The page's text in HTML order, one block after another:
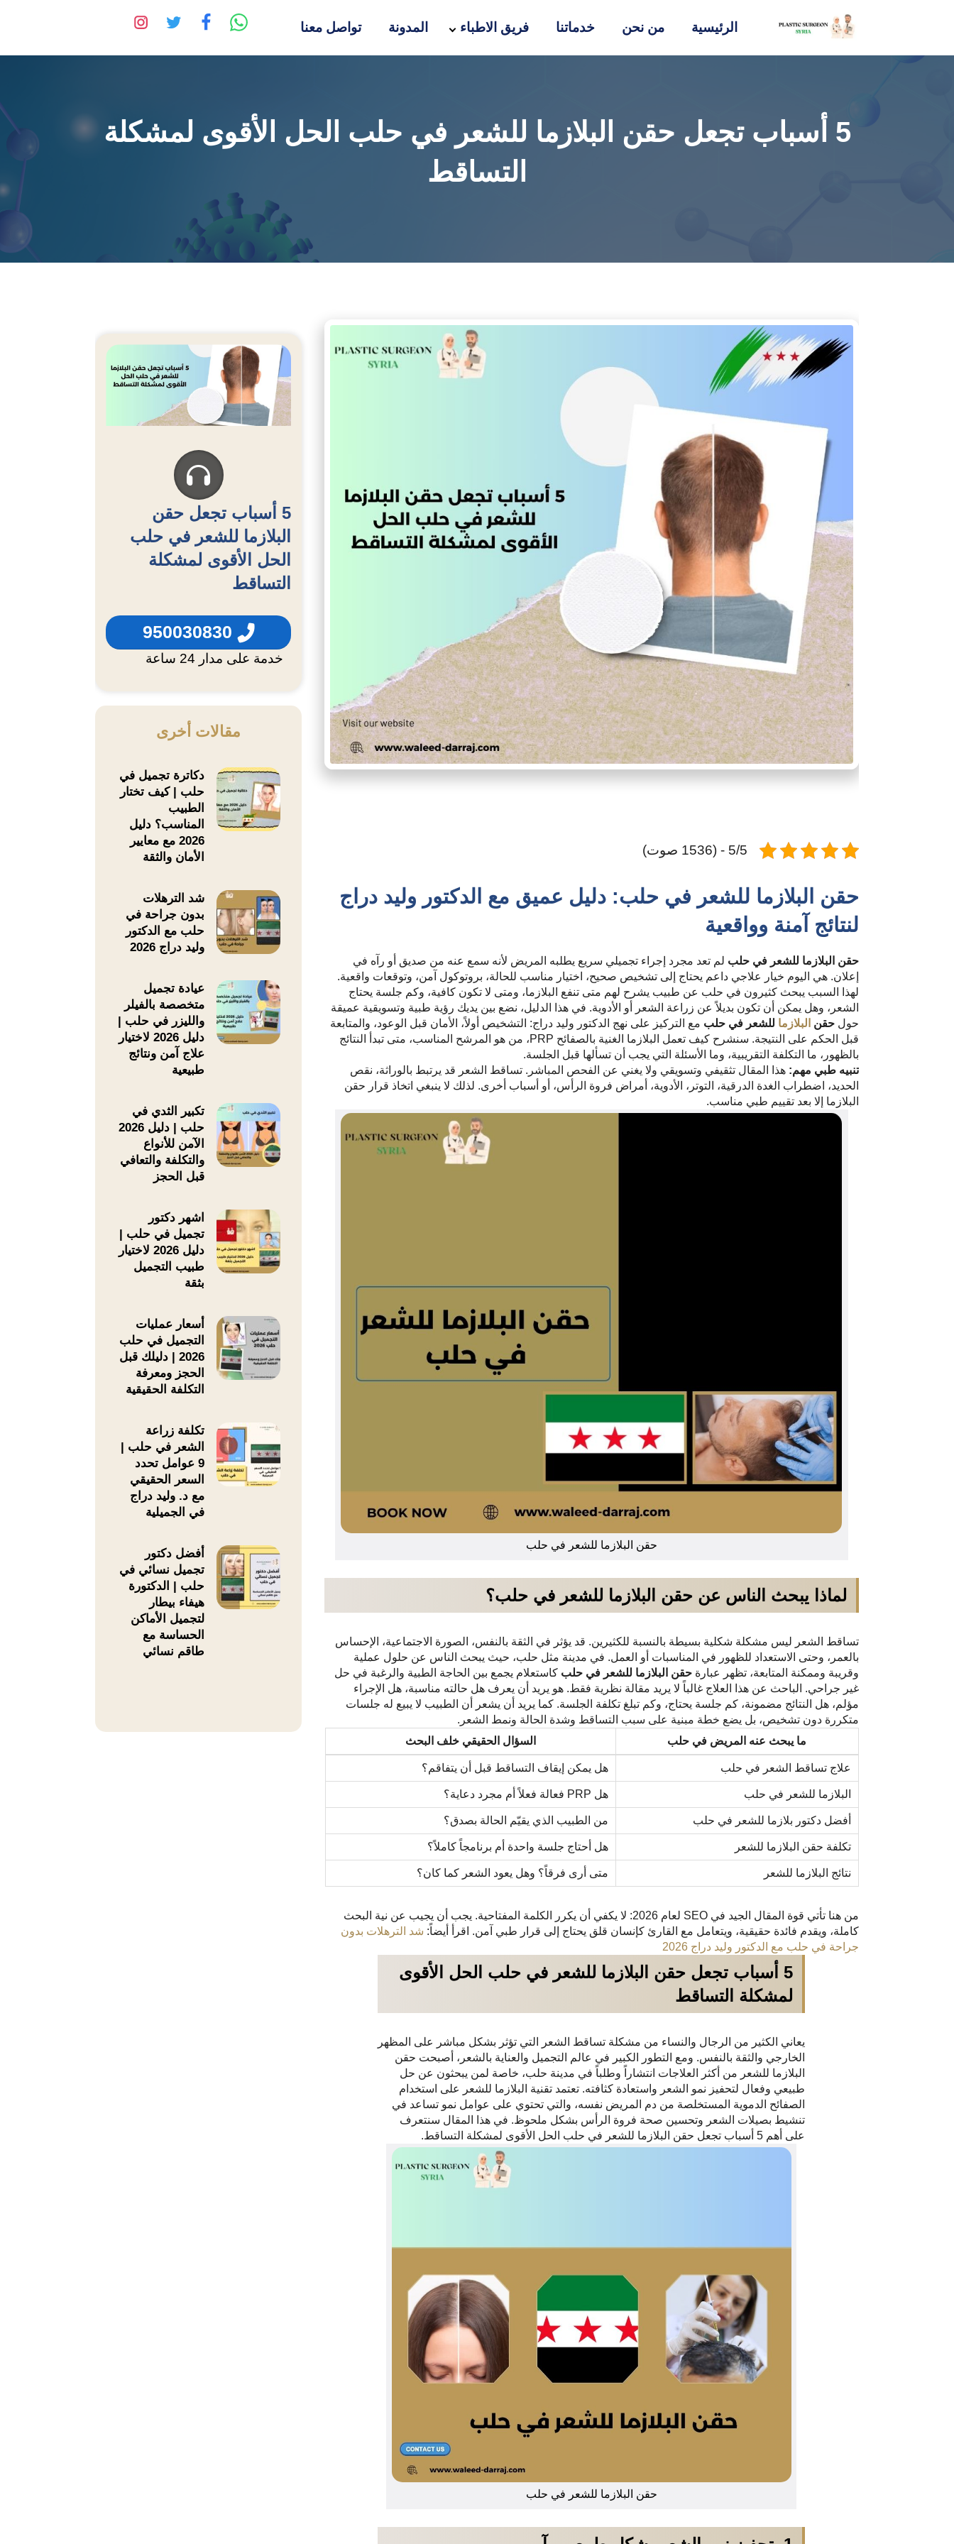
الرئيسية من نحن خدماتنا فريق الاطباء المدونة تواصل معنا
5 أسباب تجعل حقن البلازما للشعر في حلب الحل الأقوى لمشكلة
التساقط
5/5 - (1536 صوت)
حقن البلازما للشعر في حلب: دليل عميق مع الدكتور وليد دراج
لنتائج آمنة وواقعية
حقن البلازما للشعر في حلب لم تعد مجرد إجراء تجميلي سريع يطلبه المريض لأنه سمع عنه من صديق أو رآه في
إعلان. هي اليوم خيار علاجي داعم يحتاج إلى تشخيص صحيح، اختيار مناسب للحالة، بروتوكول آمن، وتوقعات واقعية.
لهذا السبب يبحث كثيرون في حلب عن طبيب يشرح لهم متى تنفع البلازما، ومتى لا تكون كافية، وكم جلسة يحتاج
الشعر، وهل يمكن أن تكون بديلاً عن زراعة الشعر أو الأدوية. في هذا الدليل، نضع بين يديك رؤية طبية وتسويقية عميقة
حولحقن البلازما للشعر في حلب مع التركيز على نهج الدكتور وليد دراج: التشخيص أولاً، الأمان قبل الوعود، والمتابعة
قبل الحكم على النتيجة. سنشرح كيف تعمل البلازما الغنية بالصفائح PRP، من هو المرشح المناسب، متى تبدأ النتائج
بالظهور، ما التكلفة التقريبية، وما الأسئلة التي يجب أن تسألها قبل الجلسة.
تنبيه طبي مهم: هذا المقال تثقيفي وتسويقي ولا يغني عن الفحص المباشر. تساقط الشعر قد يرتبط بالوراثة، نقص
الحديد، اضطراب الغدة الدرقية، التوتر، الأدوية، أمراض فروة الرأس، أو أسباب أخرى. لذلك لا ينبغي اتخاذ قرار حقن
البلازما إلا بعد تقييم طبي مناسب.
حقن البلازما للشعر في حلب
لماذا يبحث الناس عن حقن البلازما للشعر في حلب؟
تساقط الشعر ليس مشكلة شكلية بسيطة بالنسبة للكثيرين. قد يؤثر في الثقة بالنفس، الصورة الاجتماعية، الإحساس
بالعمر، وحتى الاستعداد للظهور في المناسبات أو العمل. في مدينة مثل حلب، حيث يبحث الناس عن حلول عملية
وقريبة وممكنة المتابعة، تظهر عبارةحقن البلازما للشعر في حلب كاستعلام يجمع بين الحاجة الطبية والرغبة في حل
غير جراحي. الباحث عن هذا العلاج غالباً لا يريد مقالة نظرية فقط. هو يريد أن يعرف هل حالته مناسبة، هل الإجراء
مؤلم، هل النتائج مضمونة، كم جلسة يحتاج، وكم تبلغ تكلفة الجلسة. كما يريد أن يشعر أن الطبيب لا يبيع له جلسات
متكررة دون تشخيص، بل يضع خطة مبنية على سبب التساقط وشدة الحالة ونمط الشعر.
ما يبحث عنه المريض في حلب
السؤال الحقيقي خلف البحث
علاج تساقط الشعر في حلب هل يمكن إيقاف التساقط قبل أن يتفاقم؟
البلازما للشعر في حلب هل PRP فعالة فعلاً أم مجرد دعاية؟
أفضل دكتور بلازما للشعر في حلب من الطبيب الذي يقيّم الحالة بصدق؟
تكلفة حقن البلازما للشعر هل أحتاج جلسة واحدة أم برنامجاً كاملاً؟
نتائج البلازما للشعر متى أرى فرقاً؟ وهل يعود الشعر كما كان؟
من هنا تأتي قوة المقال الجيد في SEO لعام 2026: لا يكفي أن يكرر الكلمة المفتاحية. يجب أن يجيب عن نية البحث
كاملة، ويقدم فائدة حقيقية، ويتعامل مع القارئ كإنسان قلق يحتاج إلى قرار طبي آمن. اقرأ أيضاً: شد الترهلات بدون
جراحة في حلب مع الدكتور وليد دراج 2026
5 أسباب تجعل حقن البلازما للشعر في حلب الحل الأقوى
لمشكلة التساقط
يعاني الكثير من الرجال والنساء من مشكلة تساقط الشعر التي تؤثر بشكل مباشر على المظهر
الخارجي والثقة بالنفس. ومع التطور الكبير في عالم التجميل والعناية بالشعر، أصبحت حقن
البلازما للشعر من أكثر العلاجات انتشاراً وطلباً في مدينة حلب، خاصة لمن يبحثون عن حل
طبيعي وفعال لتحفيز نمو الشعر واستعادة كثافته. تعتمد تقنية البلازما للشعر على استخدام
الصفائح الدموية المستخلصة من دم المريض نفسه، والتي تحتوي على عوامل نمو تساعد في
تنشيط بصيلات الشعر وتحسين صحة فروة الرأس بشكل ملحوظ. في هذا المقال سنتعرف
على أهم 5 أسباب تجعل حقن البلازما للشعر في حلب الحل الأقوى لمشكلة التساقط.
حقن البلازما للشعر في حلب
5 أسباب تجعل حقن
البلازما للشعر في حلب
الحل الأقوى لمشكلة
التساقط
950030830
خدمة على مدار 24 ساعة
مقالات أخرى
دكاترة تجميل في
حلب | كيف تختار
الطبيب
المناسب؟ دليل
2026 مع معايير
الأمان والثقة
شد الترهلات
بدون جراحة في
حلب مع الدكتور
وليد دراج 2026
عيادة تجميل
متخصصة بالفيلر
والليزر في حلب |
دليل 2026 لاختيار
علاج آمن ونتائج
طبيعية
تكبير الثدي في
حلب | دليل 2026
الآمن للأنواع
والتكلفة والتعافي
قبل الحجز
اشهر دكتور
تجميل في حلب |
دليل 2026 لاختيار
طبيب التجميل
بثقة
أسعار عمليات
التجميل في حلب
2026 | دليلك قبل
الحجز ومعرفة
التكلفة الحقيقية
تكلفة زراعة
الشعر في حلب |
9 عوامل تحدد
السعر الحقيقي
مع د. وليد دراج
في الجميلية
أفضل دكتور
تجميل نسائي في
حلب | الدكتورة
هيفاء بيطار
لتجميل الأماكن
الحساسة مع
طاقم نسائي
د. وليد دراج ود. هيفاء بيطار
مركز الدراج التجميلي – دمشق
الموقع الرسمي للدكتور وليد دراج
مركزالدراج التجميلي
قبل أي إجراء تجميلي، من حقك أن تفهم الخيارات المناسبة
لحالتك، وما الذي تحتاجه فعلًا، وما الخطوة الأنسب لك دون
خطوة بسيطة تكفي للبداية:تواصل عبر واتساب، وسيتم
توجيهك للخطوة الأنسب: استشارة، تقييم حالة، أو حجز موعد
استشارات تجميلية تقييم الحالة
متابعة قبل وبعد حجز موعد
📍 العنوان الرئيسي للمركز
أوتستراد المزة – جانب مستشفى الرازي
لا توجد فروع خارج سوريا حاليًا. يرجى تنسيق الموعد مسبقًا قبل
الحضور، خصوصًا للمرضى القادمين من خارج دمشق أو من خارج
سوريا.
واتساب د. وليد دراج